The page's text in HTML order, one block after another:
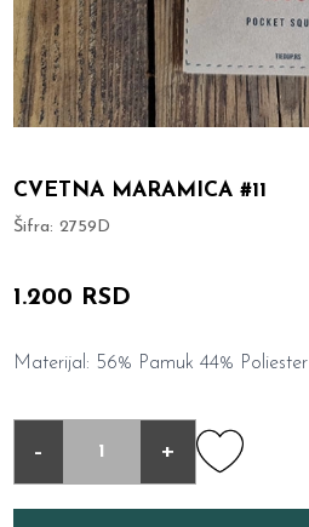
CVETNA MARAMICA #11
Šifra:2759D
1.200 RSD
Materijal: 56% Pamuk 44% Poliester
- +